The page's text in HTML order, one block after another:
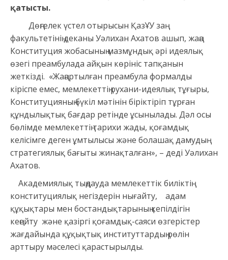
қатысты.
Дөңгелек үстел отырысын ҚазҰУ заң
факультетінің деканы Уәлихан Ахатов ашып, жаңа
Конституция жобасының мазмұндық әрі идеялық
өзегі преамбулада айқын көрініс тапқанын
жеткізді. «Жаңартылған преамбула формалды
кіріспе емес, мемлекеттің рухани-идеялық тұғыры,
Конституцияның бүкіл мәтінін біріктіріп тұрған
құндылықтық бағдар ретінде ұсынылады. Дәл осы
бөлімде мемлекеттің тарихи жады, қоғамдық
келісімге деген ұмтылысы және болашақ дамудың
стратегиялық бағыты жинақталған», – деді Уәлихан
Ахатов.
Академиялық тыңдауда мемлекеттік биліктің
конституциялық негіздерін нығайту, адам
құқықтары мен бостандықтарының кепілдігін
кеңейту және қазіргі қоғамдық-саяси өзгерістер
жағдайында құқықтық институттардың рөлін
арттыру мәселесі қарастырылды.